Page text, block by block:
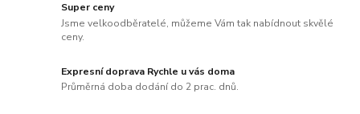
Super ceny
Jsme velkoodběratelé, můžeme Vám tak nabídnout skvělé
ceny.
Expresní doprava Rychle u vás doma
Průměrná doba dodání do 2 prac. dnů.